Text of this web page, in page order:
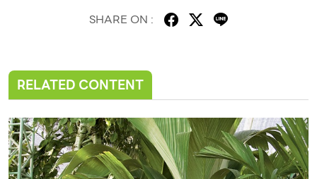
SHARE ON :
RELATED CONTENT